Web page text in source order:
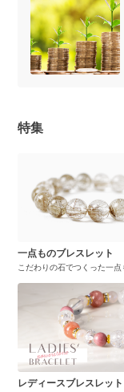
特集
一点ものブレスレット
こだわりの石でつくった一
レディースブレスレット